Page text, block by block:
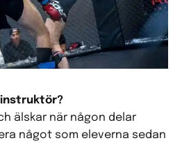
instruktör?
älskar när någon delar
något som eleverna sedan